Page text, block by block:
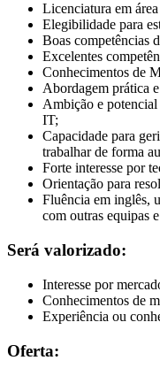
Licenciatura em
Elegibilidade para
Boas competências
Excelentes
Conhecimentos de
Abordagem prática
Ambição e potencial
IT;
Capacidade para
trabalhar de forma
Forte interesse por
Orientação para
Fluência em inglês,
com outras equipas
Será valorizado:
Interesse por
Conhecimentos de
Experiência ou
Oferta: